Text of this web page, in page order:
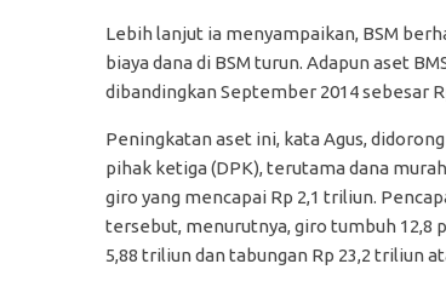
Lebih lanjut ia menyampaikan, BSM
biaya dana di BSM turun. Adapun aset
dibandingkan September 2014 sebesar
Peningkatan aset ini, kata Agus,
pihak ketiga (DPK), terutama dana
giro yang mencapai Rp 2,1 triliun.
tersebut, menurutnya, giro tumbuh 12,8
5,88 triliun dan tabungan Rp 23,2 triliun